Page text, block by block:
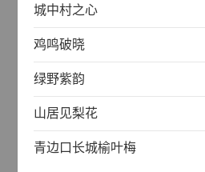
城中村之心
鸡鸣破晓
绿野紫韵
山居见梨花
青边口长城榆叶梅